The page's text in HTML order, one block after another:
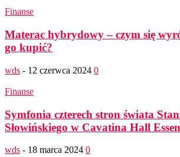
Finanse
Materac hybrydowy – czym się
go kupić?
wds - 12 czerwca 2024 0
Finanse
Symfonia czterech stron świata
Słowińskiego w Cavatina Hall
wds - 18 marca 2024 0